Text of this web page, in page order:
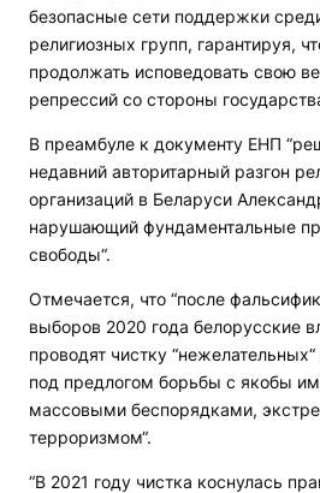
безопасные сети поддержки
религиозных групп, гарантируя,
продолжать исповедовать свою
репрессий со стороны
В преамбуле к документу ЕНП
недавний авторитарный разгон
организаций в Беларуси
нарушающий фундаментальные
свободы“.
Отмечается, что “после
выборов 2020 года белорусские
проводят чистку
под предлогом борьбы с якобы
массовыми беспорядками,
терроризмом“.
“В 2021 году чистка коснулась